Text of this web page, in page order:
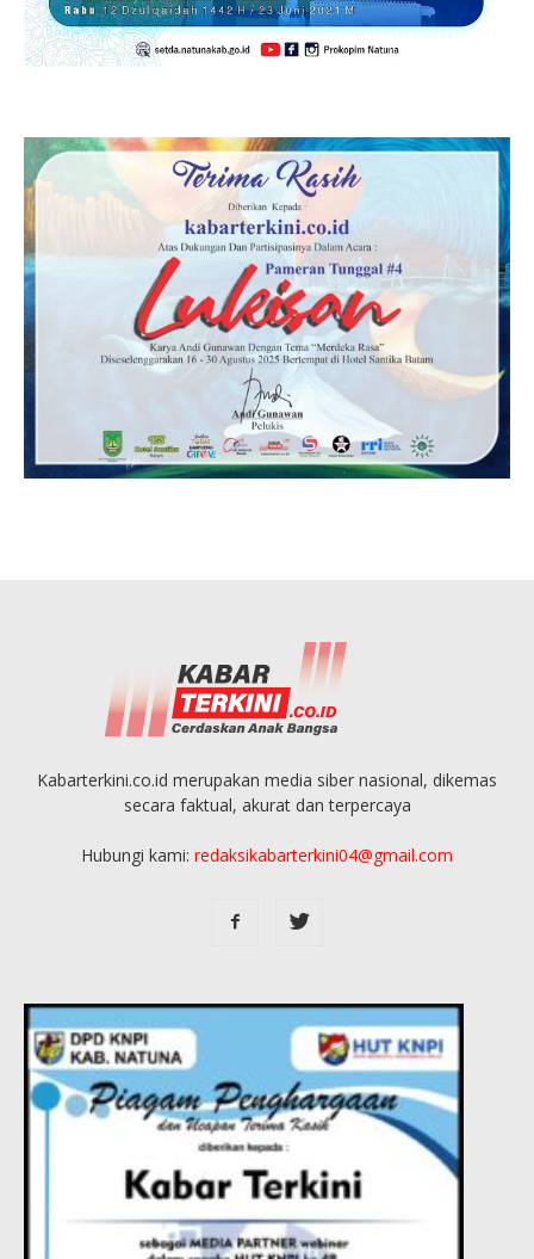
Kabarterkini.co.id merupakan media siber nasional, dikemas
secara faktual, akurat dan terpercaya
Hubungi kami: redaksikabarterkini04@gmail.com